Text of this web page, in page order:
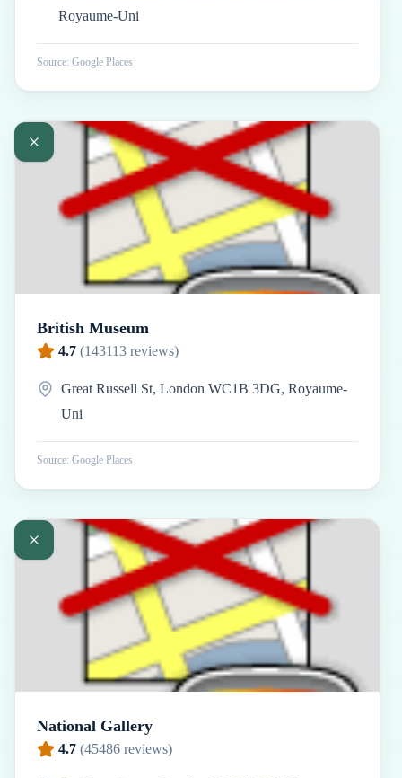
Royaume-Uni
Source: Google Places
British Museum
4.7 (143113 reviews)
Great Russell St, London WC1B 3DG, Royaume-
Uni
Source: Google Places
National Gallery
4.7 (45486 reviews)